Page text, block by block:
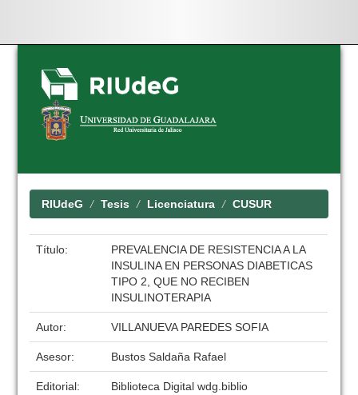
Skip
navigation
RIUdeG Tesis Licenciatura CUSUR
Título:
PREVALENCIA DE RESISTENCIA A LA
INSULINA EN PERSONAS DIABETICAS
TIPO 2, QUE NO RECIBEN
INSULINOTERAPIA
Autor: VILLANUEVA PAREDES SOFIA
Asesor: Bustos Saldaña Rafael
Editorial:
Biblioteca Digital wdg.biblio